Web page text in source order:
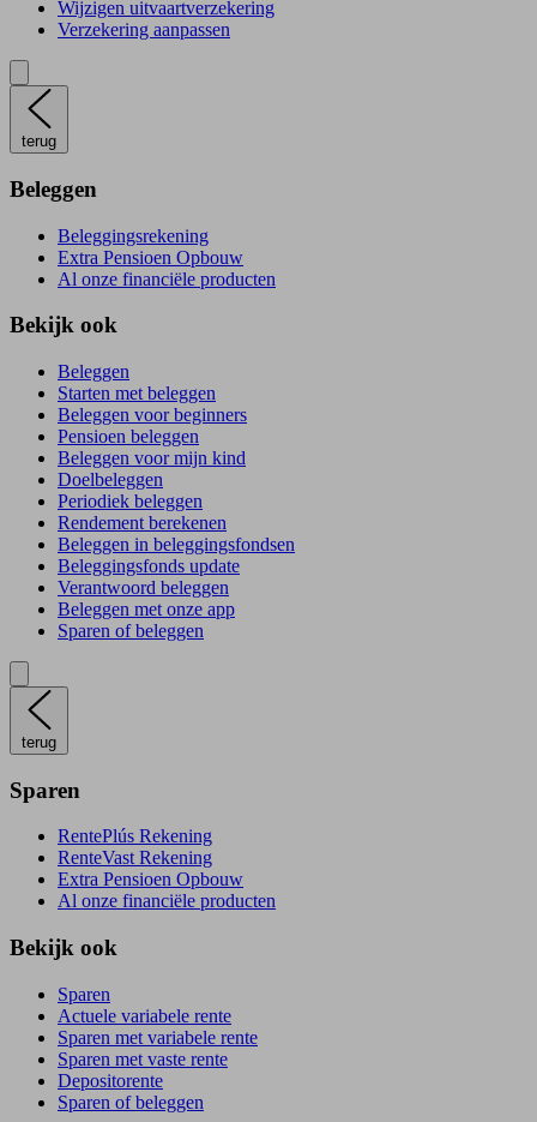
Wijzigen uitvaartverzekering
Verzekering aanpassen
terug
Beleggen
Beleggingsrekening
Extra Pensioen Opbouw
Al onze financiële producten
Bekijk ook
Beleggen
Starten met beleggen
Beleggen voor beginners
Pensioen beleggen
Beleggen voor mijn kind
Doelbeleggen
Periodiek beleggen
Rendement berekenen
Beleggen in beleggingsfondsen
Beleggingsfonds update
Verantwoord beleggen
Beleggen met onze app
Sparen of beleggen
terug
Sparen
RentePlús Rekening
RenteVast Rekening
Extra Pensioen Opbouw
Al onze financiële producten
Bekijk ook
Sparen
Actuele variabele rente
Sparen met variabele rente
Sparen met vaste rente
Depositorente
Sparen of beleggen